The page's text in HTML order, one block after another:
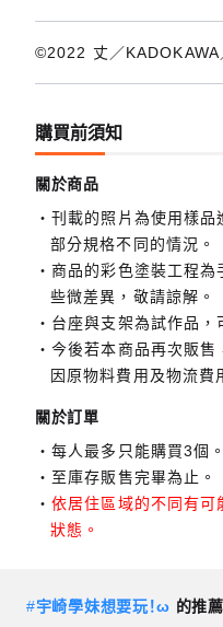
©2022 丈／KADOKAWA
購買前須知
關於商品
刊載的照片為使用樣品
部分規格不同的情況。
商品的彩色塗裝工程為
些微差異，敬請諒解。
台座與支架為試作品，
今後若本商品再次販售
因原物料費用及物流費
關於訂單
每人最多只能購買3個。
至庫存販售完畢為止。
依居住區域的不同有可
狀態。
#宇崎學妹想要玩！ω 的推薦